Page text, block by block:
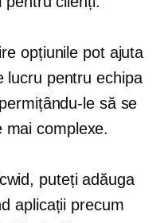
opțiunile pot ajuta
lucru pentru echipa
le să se
mai complexe.
puteți adăuga
aplicații precum